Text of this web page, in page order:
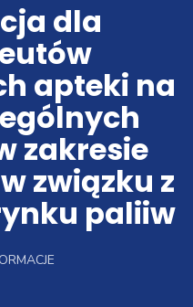
dla
apteki na
zakresie
związku z
paliiw